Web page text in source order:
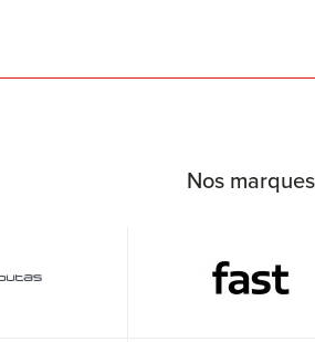
Nos marques